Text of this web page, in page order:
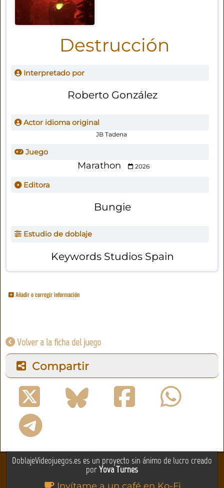
Destrucción
Interpretado por
Roberto González
Actor idioma original
JB Tadena
Juego
Marathon 2026
Editora
Bungie
Estudio de doblaje
Keywords Studios Spain
Añadir o corregir información
Volver a la ficha del juego
Compartir
DoblajeVideojuegos.es es un proyecto sin ánimo de lucro creado
porYova Turnes